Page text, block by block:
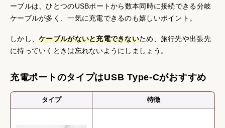
ーブルは、ひとつのUSBポートから数本同時に接続できる分岐
ケーブルが多く、一気に充電できるのも嬉しいポイント。
しかし、ケーブルがないと充電できないため、旅行先や出張先
に持っていくときは忘れないようにしましょう。
充電ポートのタイプはUSB Type-Cがおすすめ
タイプ 特徴